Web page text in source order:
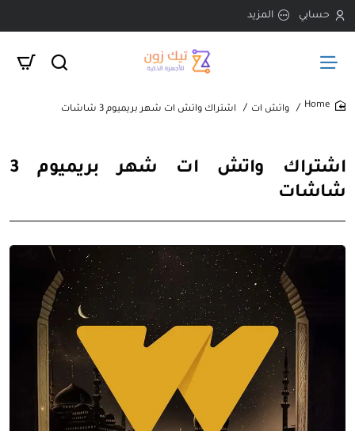
حسابي المزيد
واتش ات اشتراك واتش ات شهر بريميوم 3 شاشات
اشتراك واتش ات شهر بريميوم 3
شاشات